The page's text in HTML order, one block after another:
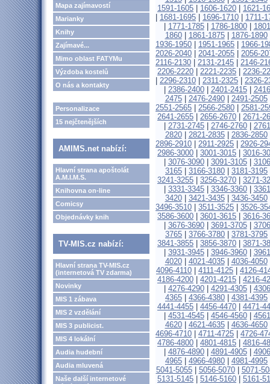
Mapa zajímavostí
Marianky
Knihy
Zajímavé...
Mimo oblast FATYMu
Výzdoba kostelů
O nás a kontakty
Personalizace
15 nejčtenějších
AMIMS.net nabízí:
Hlavní strana apoštolát
A.M.I.M.S.
Knihovna on-line
Comicsy
Objednávky knih
TV-MIS.cz nabízí:
Hlavní strana TV-MIS.cz
(internetová TV zdarma)
Novinky
MIS 1 zábava
MIS 2 vzdělání
MIS 3 publicist.
MIS 4 lokální
Audia hudební
Audia mluvená
Naše další internetové
1591-1605
1606-1620
1621-
1681-1695 1696-1710
1711-
1771-1785| 1786-1800|
1860| 1861-1875| 1876-1890
1936-1950
1951-1965
1966-
2026-2040
2041-2055
2056-
2116-2130
2131-2145
2146-
2206-2220
2221-2235
2236-
2296-2310 2311-2325
2326-
2386-2400| 2401-2415|
2475| 2476-2490| 2491-2505
2551-2565
2566-2580
2581-
2641-2655
2656-2670
2671-
2731-2745| 2746-2760|
2820| 2821-2835| 2836-2850
2896-2910
2911-2925
2926-
2986-3000
3001-3015
3016-
3076-3090| 3091-3105|
3165
3166-3180 3181-3195
3241-3255
3256-3270
3271-
3331-3345| 3346-3360|
3420| 3421-3435| 3436-3450
3496-3510
3511-3525
3526-
3586-3600
3601-3615
3616-
3676-3690| 3691-3705|
3765
3766-3780 3781-3795
3841-3855
3856-3870
3871-
3931-3945| 3946-3960|
4020| 4021-4035| 4036-4050
4096-4110
4111-4125
4126-
4186-4200
4201-4215
4216-
4276-4290| 4291-4305|
4365
4366-4380 4381-4395
4441-4455
4456-4470
4471-
4531-4545| 4546-4560|
4620| 4621-4635| 4636-4650
4696-4710
4711-4725
4726-
4786-4800
4801-4815
4816-
4876-4890| 4891-4905|
4965
4966-4980 4981-4995
5041-5055| 5056-5070| 5071-
5131-5145
5146-5160
5161-